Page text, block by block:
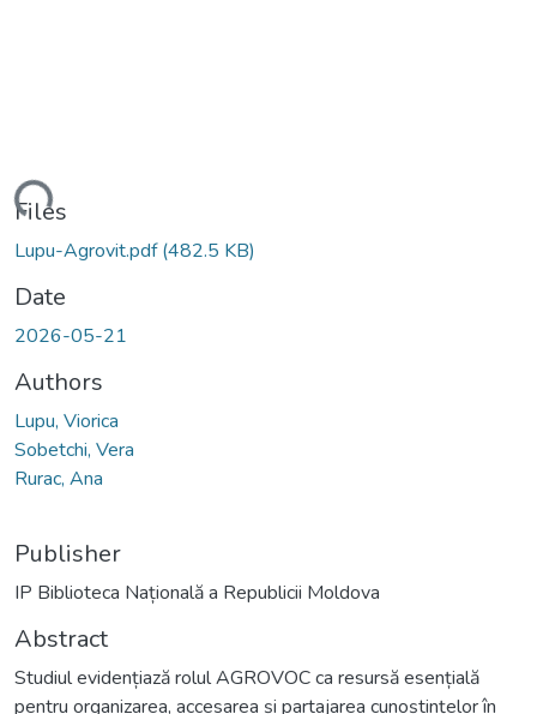
Files
Lupu-Agrovit.pdf(482.5 KB)
Date
2026-05-21
Authors
Lupu, Viorica
Sobetchi, Vera
Rurac, Ana
Publisher
IP Biblioteca Națională a Republicii Moldova
Abstract
Studiul evidențiază rolul AGROVOC ca resursă esențială
pentru organizarea, accesarea și partajarea cunoștințelor în